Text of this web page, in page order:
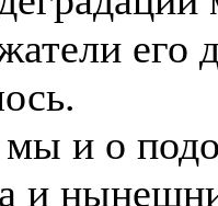
его
и о
и